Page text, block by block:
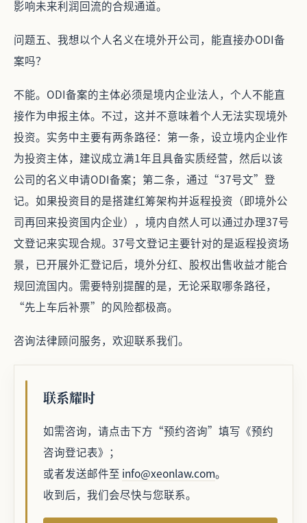
影响未来利润回流的合规通道。
问题五、我想以个人名义在境外开公司，能直接办ODI备
案吗？
不能。ODI备案的主体必须是境内企业法人，个人不能直
接作为申报主体。不过，这并不意味着个人无法实现境外
投资。实务中主要有两条路径：第一条，设立境内企业作
为投资主体，建议成立满1年且具备实质经营，然后以该
公司的名义申请ODI备案；第二条，通过“37号文”登
记。如果投资目的是搭建红筹架构并返程投资（即境外公
司再回来投资国内企业），境内自然人可以通过办理37号
文登记来实现合规。37号文登记主要针对的是返程投资场
景，已开展外汇登记后，境外分红、股权出售收益才能合
规回流国内。需要特别提醒的是，无论采取哪条路径，
“先上车后补票”的风险都极高。
咨询法律顾问服务，欢迎联系我们。
联系耀时
如需咨询，请点击下方“预约咨询”填写《预约
咨询登记表》；
或者发送邮件至 info@xeonlaw.com。
收到后，我们会尽快与您联系。